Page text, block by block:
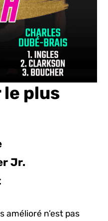
le plus
Jr.
amélioré n’est pas